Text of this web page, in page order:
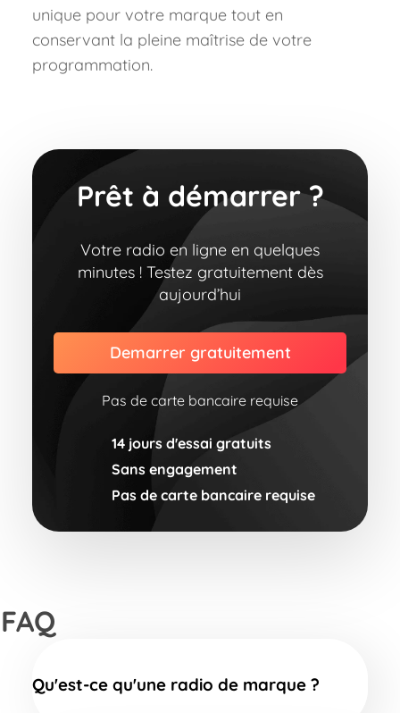
unique pour votre marque tout en
conservant la pleine maîtrise de votre
programmation.
Prêt à démarrer ?
Votre radio en ligne en quelques
minutes ! Testez gratuitement dès
aujourd’hui
Demarrer gratuitement
Pas de carte bancaire requise
14 jours d'essai gratuits
Sans engagement
Pas de carte bancaire requise
FAQ
Qu'est-ce qu'une radio de marque ?